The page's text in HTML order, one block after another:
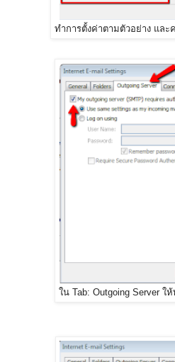
ทำการตั้งค่าตามตัวอย่าง และ
ใน Tab: Outgoing Server ใ